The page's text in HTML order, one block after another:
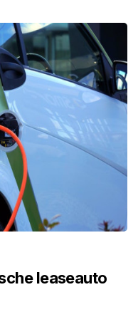
leaseauto